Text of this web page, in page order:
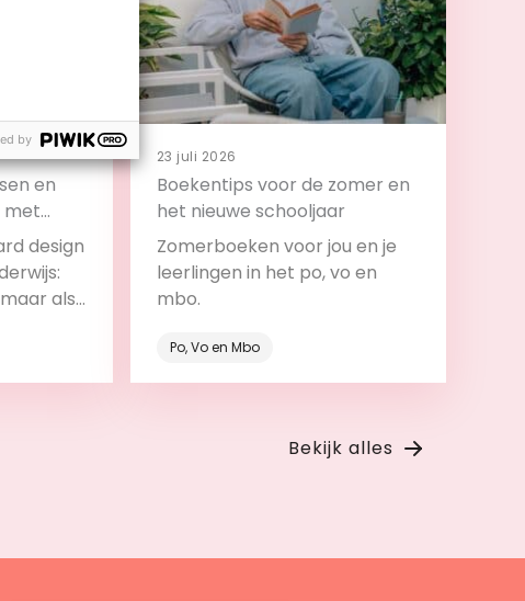
en
met
design
als
23 juli 2026
Boekentips voor de zomer en
het nieuwe schooljaar
Zomerboeken voor jou en je
leerlingen in het po, vo en
mbo.
Po, Vo en Mbo
Bekijk alles
by